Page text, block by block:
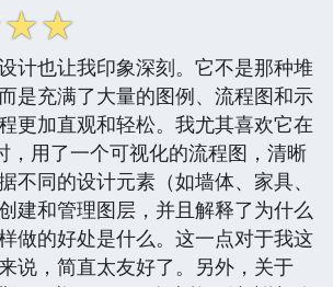
☆☆
计也让我印象深刻。它不是那种堆
是充满了大量的图例、流程图和示
更加直观和轻松。我尤其喜欢它在
，用了一个可视化的流程图，清晰
不同的设计元素（如墙体、家具、
建和管理图层，并且解释了为什么
做的好处是什么。这一点对于我这
说，简直太友好了。另外，关于